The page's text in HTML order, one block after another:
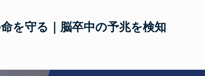
を守る｜脳卒中の予兆を検知